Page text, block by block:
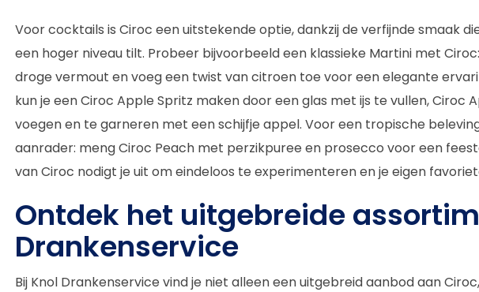
Voor cocktails is Ciroc een uitstekende optie, dankzij de verfijnde smaak
een hoger niveau tilt. Probeer bijvoorbeeld een klassieke Martini met
droge vermout en voeg een twist van citroen toe voor een elegante
kun je een Ciroc Apple Spritz maken door een glas met ijs te vullen, Ciroc
voegen en te garneren met een schijfje appel. Voor een tropische
aanrader: meng Ciroc Peach met perzikpuree en prosecco voor een
van Ciroc nodigt je uit om eindeloos te experimenteren en je eigen
Ontdek het uitgebreide
Drankenservice
Bij Knol Drankenservice vind je niet alleen een uitgebreid aanbod aan